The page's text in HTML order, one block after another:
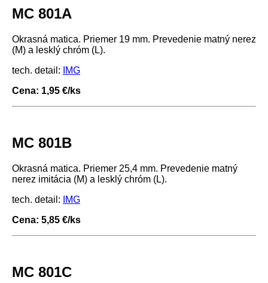
MC 801A
Okrasná matica. Priemer 19 mm. Prevedenie matný nerez
(M) a lesklý chróm (L).
tech. detail:
IMG
Cena: 1,95 €/ks
MC 801B
Okrasná matica. Priemer 25,4 mm. Prevedenie matný
nerez imitácia (M) a lesklý chróm (L).
tech. detail:
IMG
Cena: 5,85 €/ks
MC 801C